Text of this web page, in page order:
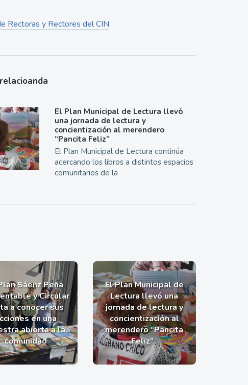
Rectoras y Rectores del CIN
El Plan Municipal de Lectura llevó
una jornada de lectura y
concientización al merendero
“Pancita Feliz”
El Plan Municipal de Lectura continúa
acercando los libros a distintos espacios
comunitarios de la
Sáenz Peña
y Circular
a conocer sus
en una
abierta a la
comunidad
El Plan Municipal de
Lectura llevó una
jornada de lectura y
concientización al
merendero “Pancita
Feliz”